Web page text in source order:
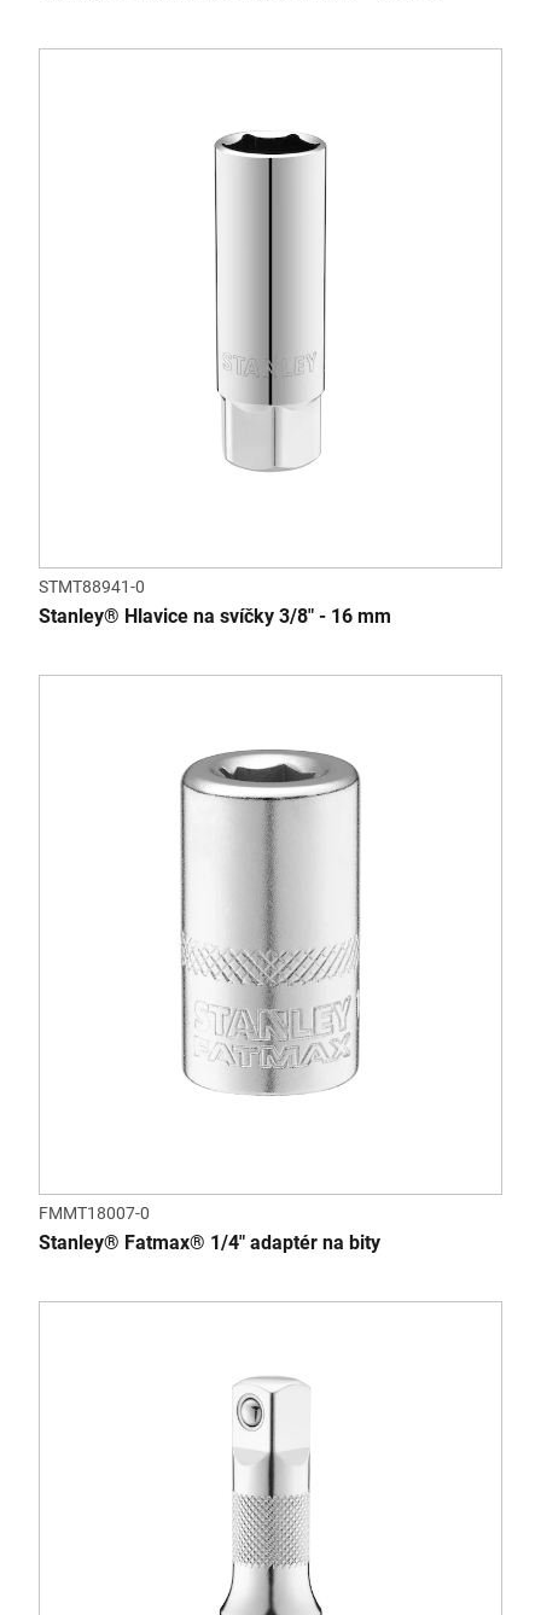
STMT88941-0
Stanley® Hlavice na svíčky 3/8" - 16 mm
FMMT18007-0
Stanley® Fatmax® 1/4" adaptér na bity